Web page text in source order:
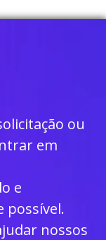
ou
em
e
possível.
nossos